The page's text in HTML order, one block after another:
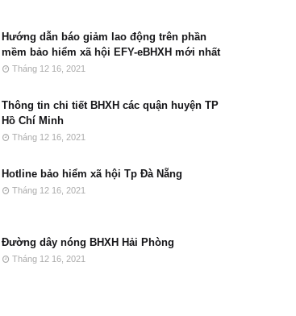
Hướng dẫn báo giảm lao động trên phần
mềm bảo hiểm xã hội EFY-eBHXH mới nhất
Tháng 12 16, 2021
Thông tin chi tiết BHXH các quận huyện TP
Hồ Chí Minh
Tháng 12 16, 2021
Hotline bảo hiểm xã hội Tp Đà Nẵng
Tháng 12 16, 2021
Đường dây nóng BHXH Hải Phòng
Tháng 12 16, 2021